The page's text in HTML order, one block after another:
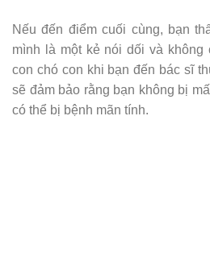
Nếu đến điểm cuối cùng, bạn
mình là một kẻ nói dối và không
con chó con khi bạn đến bác sĩ
sẽ đảm bảo rằng bạn không bị
có thể bị bệnh mãn tính.